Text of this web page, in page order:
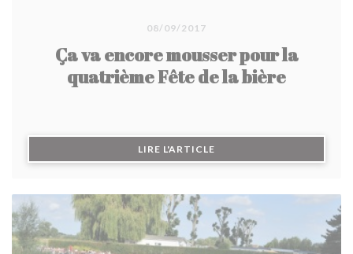
08/09/2017
Ça va encore mousser pour la
quatrième Fête de la bière
LIRE L'ARTICLE((OUVRE UNE NOUVELLE